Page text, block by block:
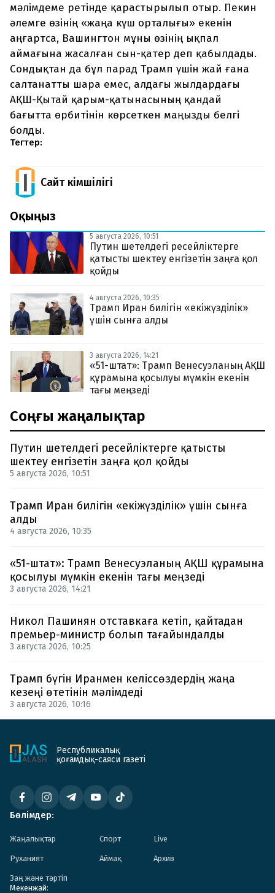
мәлімдеме ретінде қарастырылып отыр. Пекин
әлемге өзінің «жаңа күш орталығы» екенін
аңғартса, Вашингтон мұны өзінің ықпал
аймағына жасалған сын-қатер деп қабылдады.
Сондықтан да бұл парад Трамп үшін жай ғана
салтанатты шара емес, алдағы жылдардағы
АҚШ-Қытай қарым-қатынасының қандай
бағытта өрбитінін көрсеткен маңызды белгі
болды.
Тегтер:
Сайт Әкімшілігі
Оқыңыз
5 августа 2026, 10:51
Путин шетелдегі ресейліктерге
қатысты шектеу енгізетін заңға қол
қойды
4 августа 2026, 10:35
Трамп Иран билігін «екіжүзділік»
үшін сынға алды
3 августа 2026, 14:21
«51-штат»: Трамп Венесуэланың АҚШ
құрамына қосылуы мүмкін екенін
тағы меңзеді
Соңғы жаңалықтар
Путин шетелдегі ресейліктерге қатысты
шектеу енгізетін заңға қол қойды
5 августа 2026, 10:51
Трамп Иран билігін «екіжүзділік» үшін сынға
алды
4 августа 2026, 10:35
«51-штат»: Трамп Венесуэланың АҚШ құрамына
қосылуы мүмкін екенін тағы меңзеді
3 августа 2026, 14:21
Никол Пашинян отставкаға кетіп, қайтадан
премьер-министр болып тағайындалды
3 августа 2026, 10:25
Трамп бүгін Иранмен келіссөздердің жаңа
кезеңі өтетінін мәлімдеді
3 августа 2026, 10:16
Республикалық
қоғамдық-саяси газеті
Бөлімдер:
Жаңалықтар Спорт Live
Руханият Аймақ Архив
Заң және тәртіп
Мекенжай: